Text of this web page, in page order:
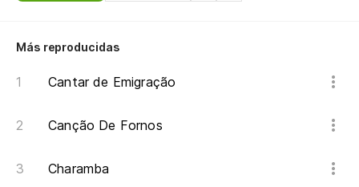
Más reproducidas
Cantar de Emigração
Canção De Fornos
Charamba